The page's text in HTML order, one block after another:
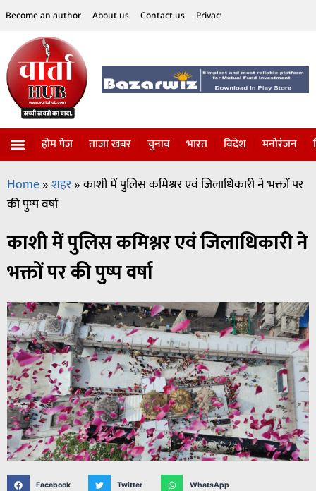
Become an author About us Contact us Privacy Policy
होम पेज ताजा खबर चुनाव भारत विदेश मनोरंजन
Home»शहर»काशी में पुलिस कमिश्नर एवं जिलाधिकारी ने भक्तों पर
की पुष्प वर्षा
काशी में पुलिस कमिश्नर एवं जिलाधिकारी ने
भक्तों पर की पुष्प वर्षा
Facebook Twitter WhatsApp